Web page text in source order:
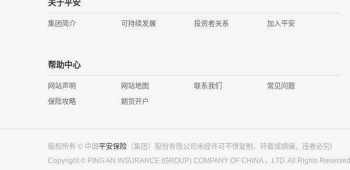
关于平安
集团简介 可持续发展 投资者关系 加入平安
帮助中心
网站声明 网站地图 联系我们
常见问题
保险攻略
期货开户
版权所有 © 中国平安保险 （集团）股份有限公司未经许可不得复制、转载或摘编，违者必究!
Copyright © PING AN INSURANCE (GROUP) COMPANY OF CHINA ，LTD. All Rights Reserved